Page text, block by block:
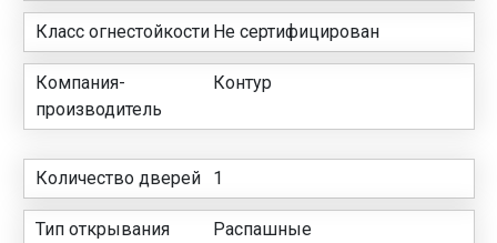
Класс огнестойкости Не сертифицирован
Компания-
производитель
Контур
Количество дверей 1
Тип открывания
Распашные